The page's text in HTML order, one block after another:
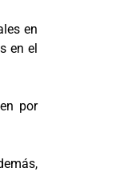
en
en el
por